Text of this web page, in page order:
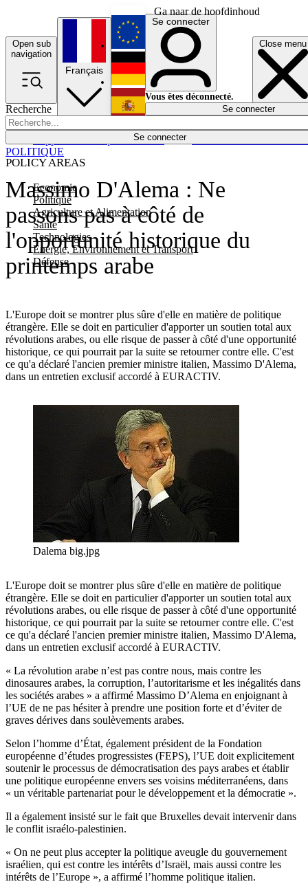
Ga naar de hoofdinhoud
Open sub
navigation
Close menu
Recherche
Se connecter
POLICY AREAS
Economie
Politique
Agriculture et Alimentation
Santé
Technologies
Energie, Environnement et Transport
Défense
Économie
Français
English
Deutsch
Español
Se connecter
Vous êtes déconnecté.
Se connecter
Massimo D'Alema : Ne
passons pas à côté de
l'opportunité historique du
printemps arabe
L'Europe doit se montrer plus sûre d'elle en matière de politique
étrangère. Elle se doit en particulier d'apporter un soutien total aux
révolutions arabes, ou elle risque de passer à côté d'une opportunité
historique, ce qui pourrait par la suite se retourner contre elle. C'est
ce qu'a déclaré l'ancien premier ministre italien, Massimo D'Alema,
dans un entretien exclusif accordé à EURACTIV.
POLITIQUE
Dalema big.jpg
L'Europe doit se montrer plus sûre d'elle en matière de politique
étrangère. Elle se doit en particulier d'apporter un soutien total aux
révolutions arabes, ou elle risque de passer à côté d'une opportunité
historique, ce qui pourrait par la suite se retourner contre elle. C'est
ce qu'a déclaré l'ancien premier ministre italien, Massimo D'Alema,
dans un entretien exclusif accordé à EURACTIV.
« La révolution arabe n’est pas contre nous, mais contre les
dinosaures arabes, la corruption, l’autoritarisme et les inégalités dans
les sociétés arabes » a affirmé Massimo D’Alema en enjoignant à
l’UE de ne pas hésiter à prendre une position forte et d’éviter de
graves dérives dans soulèvements arabes.
Selon l’homme d’État, également président de la Fondation
européenne d’études progressistes (FEPS), l’UE doit explicitement
soutenir le processus de démocratisation des pays arabes et établir
une politique européenne envers ses voisins méditerranéens, dans
« un véritable partenariat pour le développement et la démocratie ».
Il a également insisté sur le fait que Bruxelles devait intervenir dans
le conflit israélo-palestinien.
« On ne peut plus accepter la politique aveugle du gouvernement
israélien, qui est contre les intérêts d’Israël, mais aussi contre les
intérêts de l’Europe », a affirmé l’homme politique italien.